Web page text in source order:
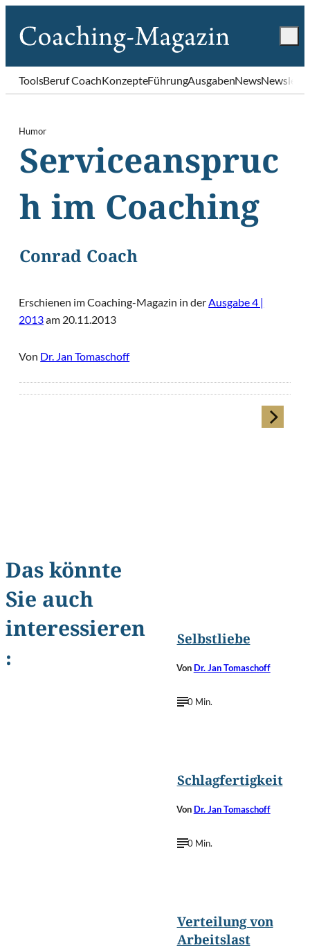
ToolsBeruf CoachKonzepteFührungAusgabenNews
Humor
Serviceanspruc
h im Coaching
Conrad Coach
Erschienen im Coaching-Magazin in derAusgabe 4 |
2013am 20.11.2013
Von Dr. Jan Tomaschoff
Das könnte
Sie auch
interessieren
:
Selbstliebe
Von Dr. Jan Tomaschoff
0 Min.
Schlagfertigkeit
Von Dr. Jan Tomaschoff
0 Min.
Verteilung von
Arbeitslast